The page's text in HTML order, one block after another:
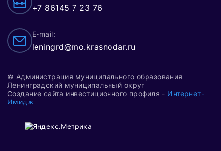
+7 86145 7 23 76
E-mail:
leningrd@mo.krasnodar.ru
© Администрация муниципального образования
Ленинградский муниципальный округ
Создание сайта инвестиционного профиля - Интернет-
Имидж